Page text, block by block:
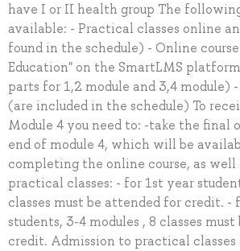
have I or II health group The
available: - Practical classes online
found in the schedule) - Online
Education" on the SmartLMS
parts for 1,2 module and 3,4 module)
(are included in the schedule) To
Module 4 you need to: -take the final
end of module 4, which will be
completing the online course, as
practical classes: - for 1st year
classes must be attended for credit. -
students, 3-4 modules , 8 classes
credit. Admission to practical